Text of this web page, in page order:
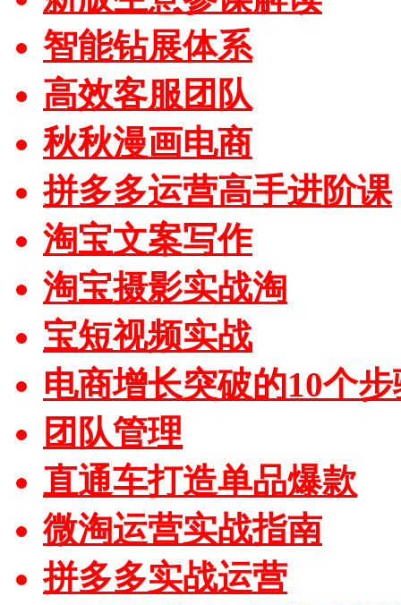
智能钻展体系
高效客服团队
秋秋漫画电商
拼多多运营高手进阶课
淘宝文案写作
淘宝摄影实战淘
宝短视频实战
电商增长突破的10个
团队管理
直通车打造单品爆款
微淘运营实战指南
拼多多实战运营